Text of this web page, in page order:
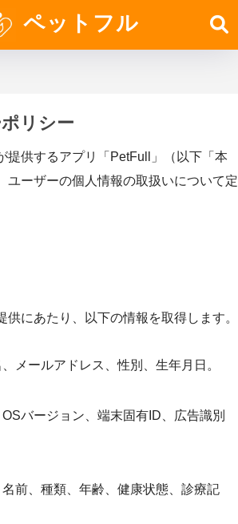
ペットフル
リシー
提供するアプリ「PetFull」（以下「本
ユーザーの個人情報の取扱いについて定
供にあたり、以下の情報を取得します。
、メールアドレス、性別、生年月日。
バージョン、端末固有ID、広告識別
名前、種類、年齢、健康状態、診療記